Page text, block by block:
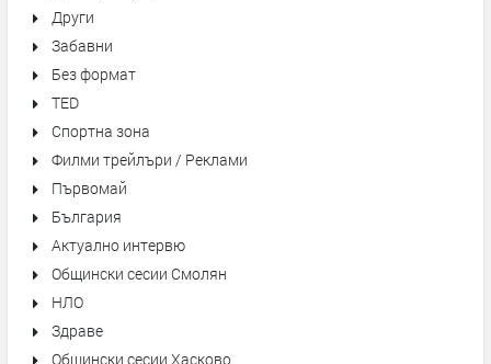
Други
Забавни
Без формат
TED
Спортна зона
Филми трейлъри / Реклами
Първомай
България
Актуално интервю
Общински сесии Смолян
НЛО
Здраве
Общински сесии Хасково